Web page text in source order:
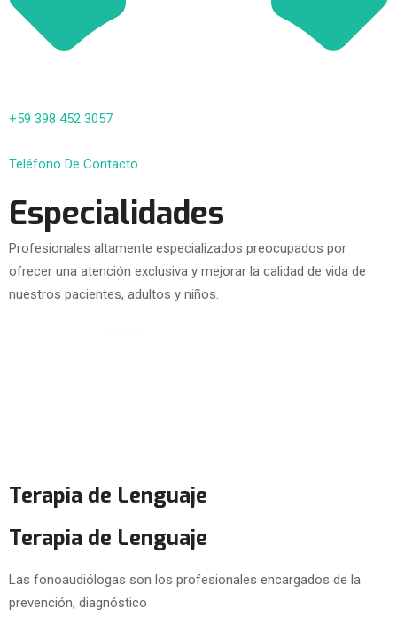
+59 398 452 3057
Teléfono De Contacto
Especialidades
Profesionales altamente especializados preocupados por
ofrecer una atención exclusiva y mejorar la calidad de vida de
nuestros pacientes, adultos y niños.
Terapia de Lenguaje
Terapia de Lenguaje
Las fonoaudiólogas son los profesionales encargados de la
prevención, diagnóstico